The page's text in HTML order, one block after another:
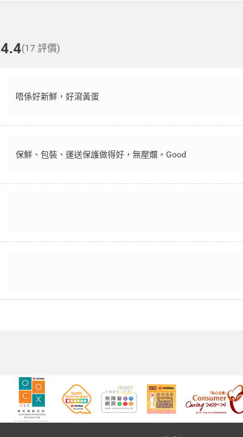
4.4(17 評價)
唔係好新鮮，好瀉黃蛋
保鮮、包裝、運送保護做得好，無壓爛。Good